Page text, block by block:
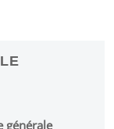
générale